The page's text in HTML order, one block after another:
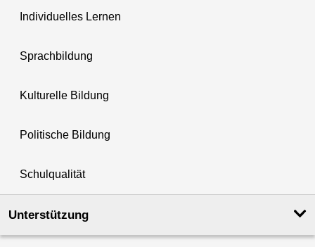
Individuelles Lernen
Sprachbildung
Kulturelle Bildung
Politische Bildung
Schulqualität
Unterstützung